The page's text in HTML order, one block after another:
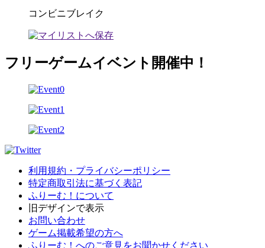
コンビニブレイク
フリーゲームイベント開催中！
利用規約・プライバシーポリシー
特定商取引法に基づく表記
ふりーむ！について
旧デザインで表示
お問い合わせ
ゲーム掲載希望の方へ
ふりーむ！へのご意見をお聞かせください